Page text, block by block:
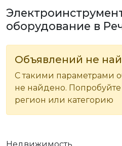
оборудование в
Объявлений не
С такими параметрами
не найдено.
регион или категорию